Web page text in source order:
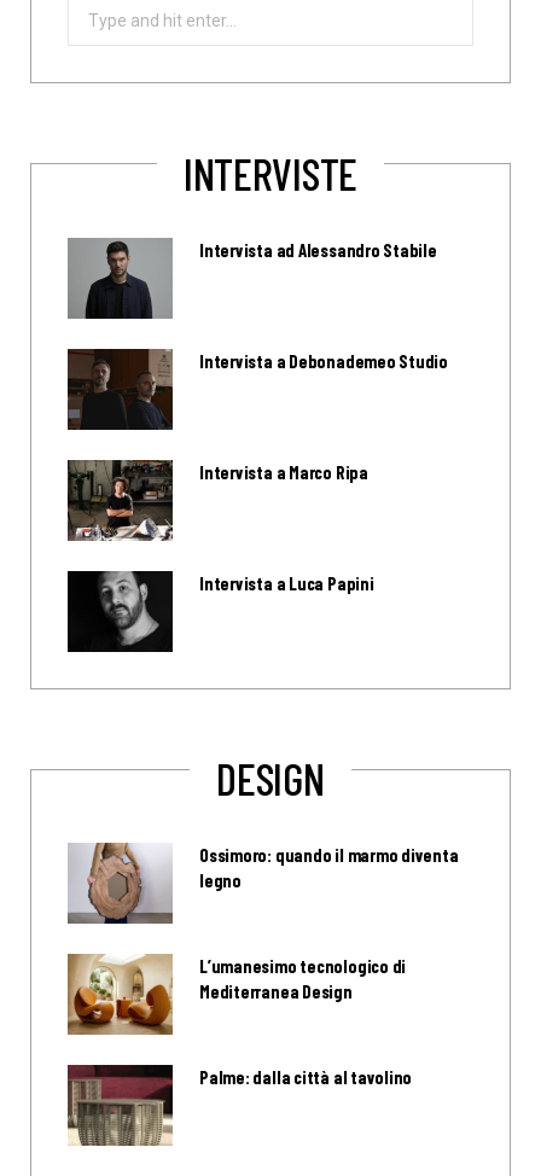
INTERVISTE
Intervista ad Alessandro Stabile
Intervista a Debonademeo Studio
Intervista a Marco Ripa
Intervista a Luca Papini
DESIGN
Ossimoro: quando il marmo diventa
legno
L’umanesimo tecnologico di
Mediterranea Design
Palme: dalla città al tavolino